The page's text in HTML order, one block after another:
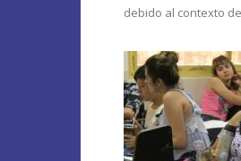
debido al contexto